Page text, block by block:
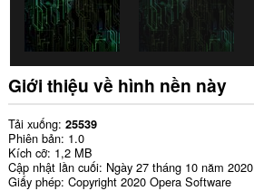
Giới thiệu về hình nền này
Tải xuống 25539
Phiên bản 1.0
Kích cỡ 1,2 MB
Cập nhật lần cuối Ngày 27 tháng 10 năm 2020
Giấy phép Copyright 2020 Opera Software